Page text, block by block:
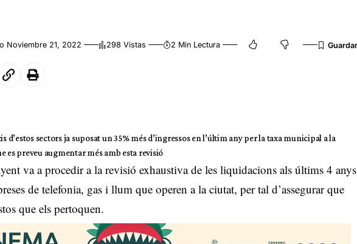
Noviembre 21, 2022 298 Vistas 2 Min Lectura
d’estos sectors ja suposat un 35% més d’ingressos en l’últim any per la taxa municipal a la
es preveu augmentar més amb esta revisió
va a procedir a la revisió exhaustiva de les liquidacions als últims 4 anys
de telefonia, gas i llum que operen a la ciutat, per tal d’assegurar que
que els pertoquen.